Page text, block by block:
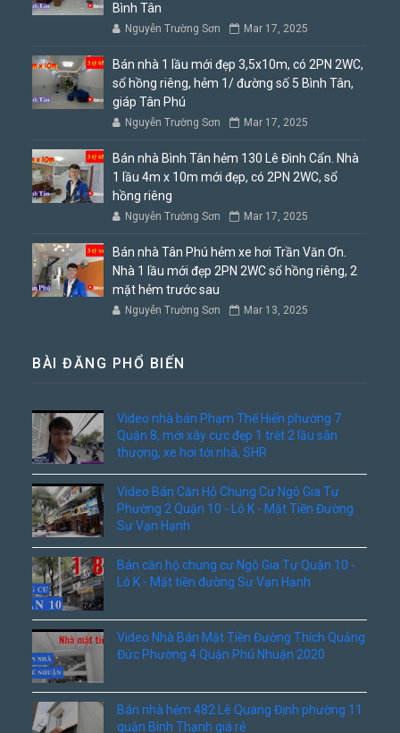
Bình Tân
Nguyễn Trường Sơn Mar 17, 2025
Bán nhà 1 lầu mới đẹp 3,5x10m, có 2PN 2WC,
sổ hồng riêng, hẻm 1/ đường số 5 Bình Tân,
giáp Tân Phú
Nguyễn Trường Sơn Mar 17, 2025
Bán nhà Bình Tân hẻm 130 Lê Đình Cẩn. Nhà
1 lầu 4m x 10m mới đẹp, có 2PN 2WC, sổ
hồng riêng
Nguyễn Trường Sơn Mar 17, 2025
Bán nhà Tân Phú hẻm xe hơi Trần Văn Ơn.
Nhà 1 lầu mới đẹp 2PN 2WC sổ hồng riêng, 2
mặt hẻm trước sau
Nguyễn Trường Sơn Mar 13, 2025
BÀI ĐĂNG PHỔ BIẾN
Video nhà bán Phạm Thế Hiển phường 7
Quận 8, mới xây cực đẹp 1 trệt 2 lầu sân
thượng, xe hơi tới nhà, SHR
Video Bán Căn Hộ Chung Cư Ngô Gia Tự
Phường 2 Quận 10 - Lô K - Mặt Tiền Đường
Sư Vạn Hạnh
Bán căn hộ chung cư Ngô Gia Tự Quận 10 -
Lô K - Mặt tiền đường Sư Vạn Hạnh
Video Nhà Bán Mặt Tiền Đường Thích Quảng
Đức Phường 4 Quận Phú Nhuận 2020
Bán nhà hẻm 482 Lê Quang Định phường 11
quận Bình Thạnh giá rẻ